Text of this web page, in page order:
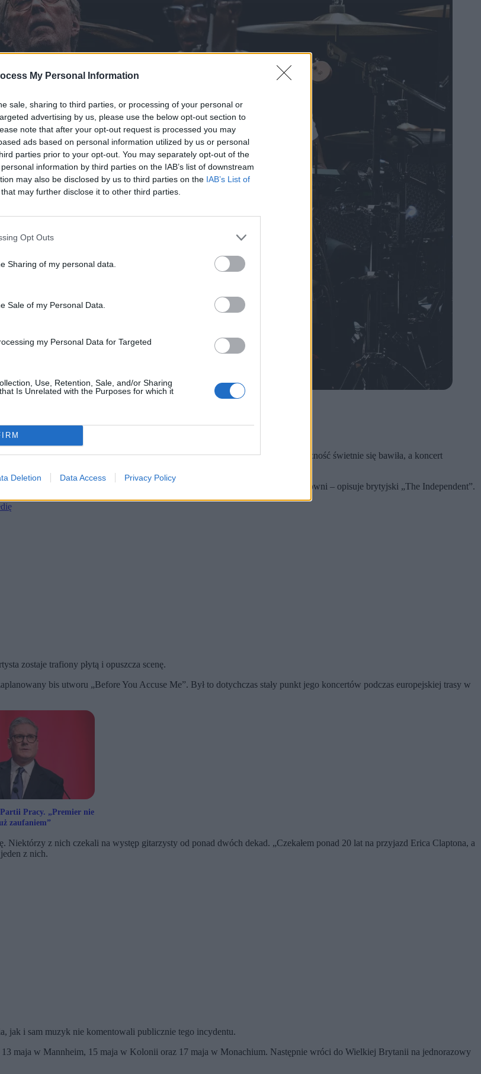
My Personal Information
sale, sharing to third parties, or processing of your personal or
advertising by us, please use the below opt-out section to
note that after your opt-out request is processed you may
ads based on personal information utilized by us or personal
parties prior to your opt-out. You may separately opt-out of the
information by third parties on the IAB’s list of downstream
may also be disclosed by us to third parties on the IAB’s List of
that may further disclose it to other third parties.
Opt Outs
Sharing of my personal data.
Sale of my Personal Data.
my Personal Data for Targeted
Use, Retention, Sale, and/or Sharing
Is Unrelated with the Purposes for which it
Deletion Data Access Privacy Policy
81-letni gitarzysta wystąpił w Madrycie. Do pewnego momentu publiczność świetnie się bawiła, a koncert
Muzyk został trafiony w klatkę piersiową winylową płytą rzuconą z widowni – opisuje brytyjski „The Independent”.
zostaje trafiony płytą i opuszcza scenę.
bis utworu „Before You Accuse Me”. Był to dotychczas stały punkt jego koncertów podczas europejskiej trasy w
Partii Pracy. „Premier nie
zaufaniem”
z nich czekali na występ gitarzysty od ponad dwóch dekad. „Czekałem ponad 20 lat na przyjazd Erica Claptona, a
z nich.
jak i sam muzyk nie komentowali publicznie tego incydentu.
maja w Mannheim, 15 maja w Kolonii oraz 17 maja w Monachium. Następnie wróci do Wielkiej Brytanii na jednorazowy